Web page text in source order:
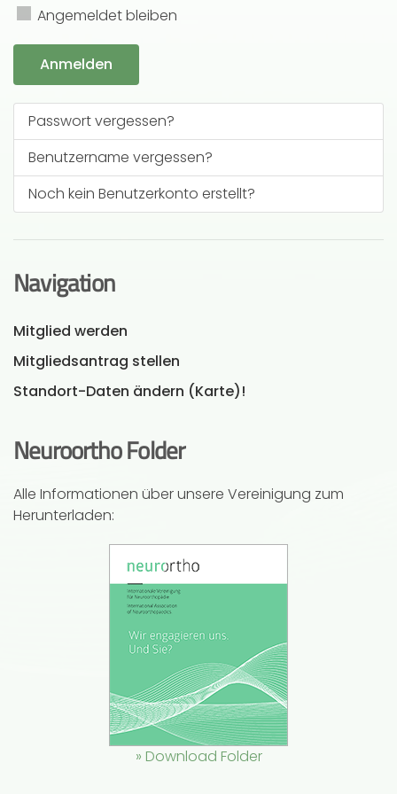
Angemeldet bleiben
Anmelden
Passwort vergessen?
Benutzername vergessen?
Noch kein Benutzerkonto erstellt?
Navigation
Mitglied werden
Mitgliedsantrag stellen
Standort-Daten ändern (Karte)!
Neuroortho Folder
Alle Informationen über unsere Vereinigung zum
Herunterladen:
» Download Folder